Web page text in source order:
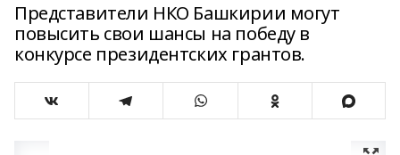
Представители НКО Башкирии могут
повысить свои шансы на победу в
конкурсе президентских грантов.